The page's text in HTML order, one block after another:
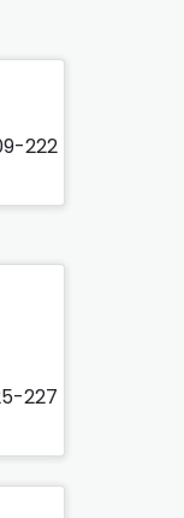
222
227